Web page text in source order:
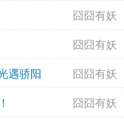
囧囧有妖
囧囧有妖
遇骄阳 囧囧有妖
囧囧有妖